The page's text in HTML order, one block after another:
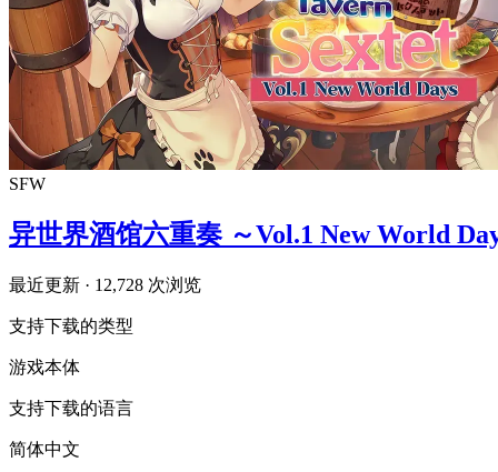
SFW
异世界酒馆六重奏 ～Vol.1 New World
最近更新 · 12,728 次浏览
支持下载的类型
游戏本体
支持下载的语言
简体中文